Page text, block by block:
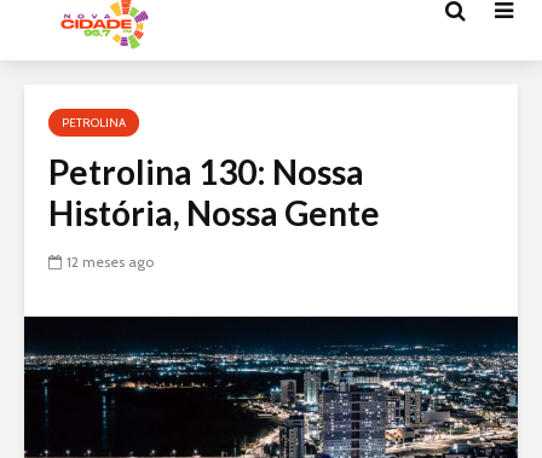
Acessar
conteúdoPETROLINA
Petrolina 130: Nossa
História, Nossa Gente
12 meses ago